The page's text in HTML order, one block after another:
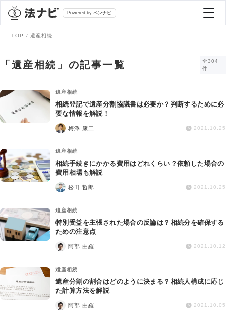
Powered by ベンナビ
全て
法律相談
債務整理
交通事故
労働問題
債権回収
弁護士を探す
おすすめ弁護士診断
AI Search Premium
掲載をご検討の弁護士の方へ
TOP 遺産相続
「遺産相続」の記事一覧
全304
件
遺産相続
相続登記で遺産分割協議書は必要か？判断するために必
要な情報を解説！
梅澤 康二 2021.10.25
遺産相続
相続手続きにかかる費用はどれくらい？依頼した場合の
費用相場も解説
松田 哲郎 2021.10.25
遺産相続
特別受益を主張された場合の反論は？相続分を確保する
ための注意点
阿部 由羅 2021.10.12
遺産相続
遺産分割の割合はどのように決まる？相続人構成に応じ
た計算方法を解説
阿部 由羅 2021.10.05